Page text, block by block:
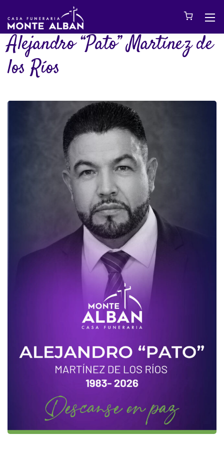
Alejandro “Pato” Martínez de
los Ríos